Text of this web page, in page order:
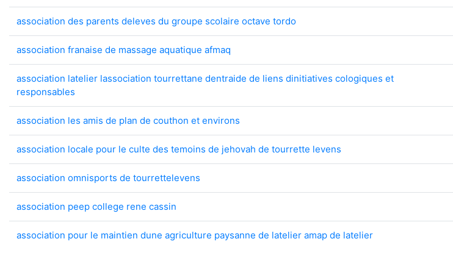
association des parents deleves du groupe scolaire octave tordo
association franaise de massage aquatique afmaq
association latelier lassociation tourrettane dentraide de liens dinitiatives cologiques et
responsables
association les amis de plan de couthon et environs
association locale pour le culte des temoins de jehovah de tourrette levens
association omnisports de tourrettelevens
association peep college rene cassin
association pour le maintien dune agriculture paysanne de latelier amap de latelier